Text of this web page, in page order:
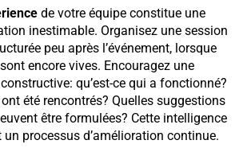
de votre équipe constitue une
inestimable. Organisez une session
peu après l’événement, lorsque
encore vives. Encouragez une
qu’est-ce qui a fonctionné?
été rencontrés? Quelles suggestions
être formulées? Cette intelligence
processus d’amélioration continue.